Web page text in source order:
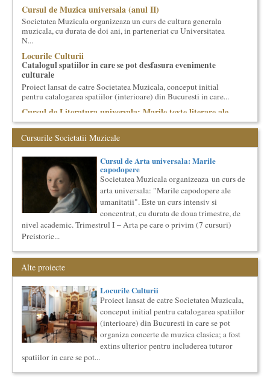
Cursul de Muzica universala (anul II)
Societatea Muzicala organizeaza un curs de cultura generala
muzicala, cu durata de doi ani, in parteneriat cu Universitatea
N...
Locurile Culturii
Catalogul spatiilor in care se pot desfasura evenimente
culturale
Proiect lansat de catre Societatea Muzicala, conceput initial
pentru catalogarea spatiilor (interioare) din Bucuresti in care...
Cursul de Literatura universala: Marile texte literare ale
umanitatii
Societatea Muzicala organizeaza un curs de literatura
universala: „Marile texte si marile batalii culturale”. Este un
Precizari legate de formatul de predare a cursurilor de
Cultura universala
Am primit multe intrebari legate de felul in care se desfasoara
aceste cursuri de Cultura Universala - multi si le imagineaza...
Cursul de Lingvistica (anul I)
Societatea Muzicala organizeaza un curs de cultura generala
lingvistica. Este un curs intensiv si concentrat, de nivel
Cursul de Muzica universala (anul I)
Societatea Muzicala organizeaza un curs de cultura generala
muzicala de nivel academic, in parteneriat cu Universitatea
Natio...
Bucurestiul Cultural Neconventional
(Neconventionaliada)
Competitia proiectelor culturale neconventionale ale
Bucurestiului
Bucurestiul Cultural Neconventional (sau Neconventionaliada
- nume provizoriu) are ca obiectiv prezentarea tuturor
proiectelo...
Cursurile Societatii Muzicale
Cursul de Arta universala: Marile
capodopere
Societatea Muzicala organizeaza un curs de
arta universala: "Marile capodopere ale
umanitatii". Este un curs intensiv si
concentrat, cu durata de doua trimestre, de
nivel academic. Trimestrul I – Arta pe care o privim (7 cursuri)
Preistorie...
Alte proiecte
Locurile Culturii
Proiect lansat de catre Societatea Muzicala,
conceput initial pentru catalogarea spatiilor
(interioare) din Bucuresti in care se pot
organiza concerte de muzica clasica; a fost
extins ulterior pentru includerea tuturor
spatiilor in care se pot...